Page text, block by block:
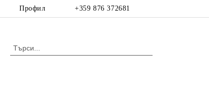
Профил +359 876 372681